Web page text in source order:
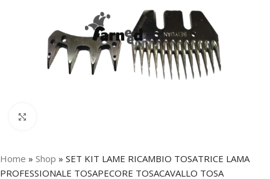
Home » Shop » SET KIT LAME RICAMBIO TOSATRICE LAMA
PROFESSIONALE TOSAPECORE TOSACAVALLO TOSA